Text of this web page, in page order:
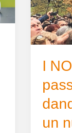
I
un
stanno
dando
vita
un
nuovo
politico